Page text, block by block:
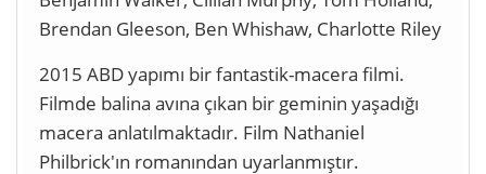
Brendan Gleeson, Ben Whishaw, Charlotte Riley
2015 ABD yapımı bir fantastik-macera filmi.
Filmde balina avına çıkan bir geminin yaşadığı
macera anlatılmaktadır. Film Nathaniel
Philbrick'ın romanından uyarlanmıştır.